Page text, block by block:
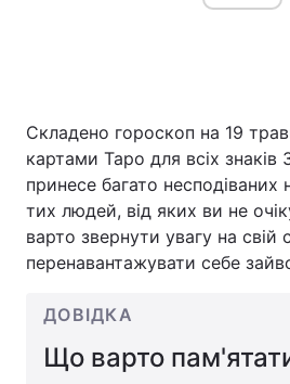
Складено гороскоп на 19
картами Таро для всіх знаків
принесе багато несподіваних
тих людей, від яких ви не
варто звернути увагу на свій
перенавантажувати себе
ДОВІДКА
Що варто